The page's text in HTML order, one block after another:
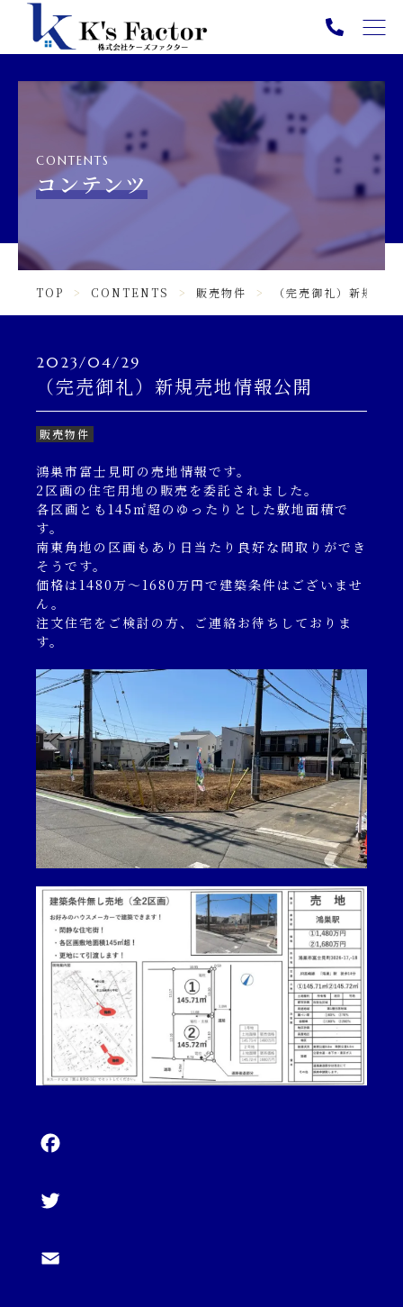
TOP
PICK UP
ABOUT
SERVICE
CONTENTS
INFORMATION
コンテンツ一覧
お問い合わせフォーム
CONTENTS
コンテンツ
TOP CONTENTS 販売物件 （完売御礼）新規売
2023/04/29
（完売御礼）新規売地情報公開
販売物件
鴻巣市富士見町の売地情報です。
2区画の住宅用地の販売を委託されました。
各区画とも145㎡超のゆったりとした敷地面積で
す。
南東角地の区画もあり日当たり良好な間取りができ
そうです。
価格は1480万～1680万円で建築条件はございませ
ん。
注文住宅をご検討の方、ご連絡お待ちしておりま
す。